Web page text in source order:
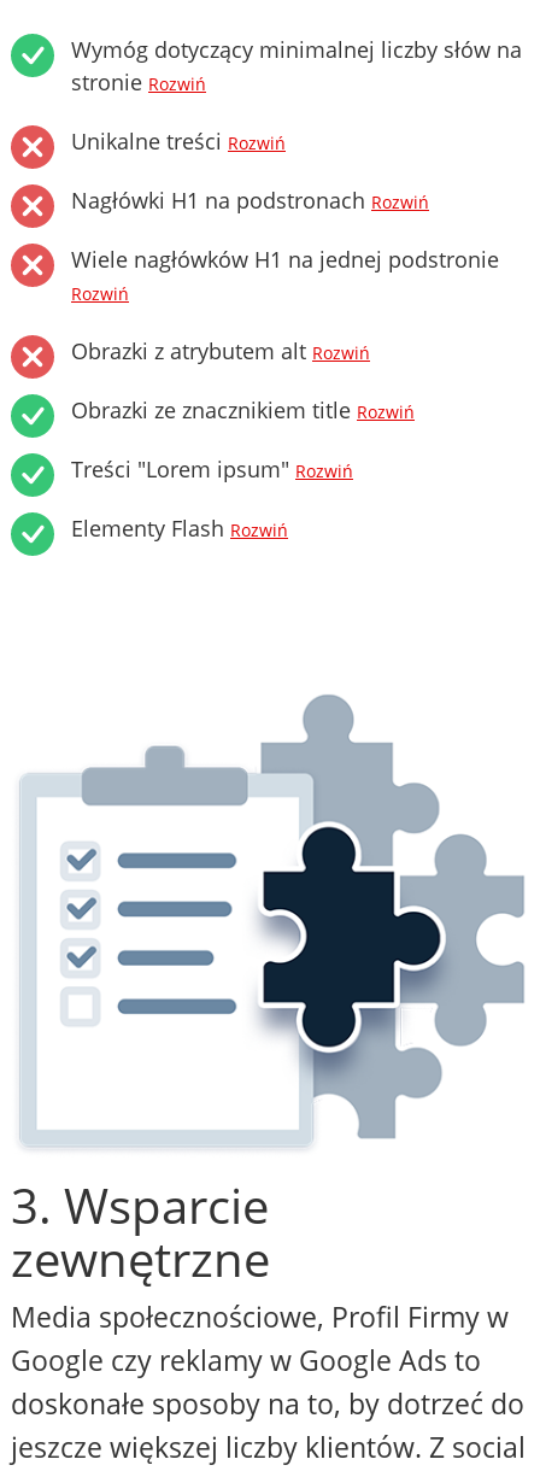
Wymóg dotyczący minimalnej liczby słów na
stronie Rozwiń
Unikalne treści Rozwiń
Nagłówki H1 na podstronach Rozwiń
Wiele nagłówków H1 na jednej podstronie
Rozwiń
Obrazki z atrybutem alt Rozwiń
Obrazki ze znacznikiem title Rozwiń
Treści "Lorem ipsum" Rozwiń
Elementy Flash Rozwiń
3. Wsparcie
zewnętrzne
Media społecznościowe, Profil Firmy w
Google czy reklamy w Google Ads to
doskonałe sposoby na to, by dotrzeć do
jeszcze większej liczby klientów. Z social